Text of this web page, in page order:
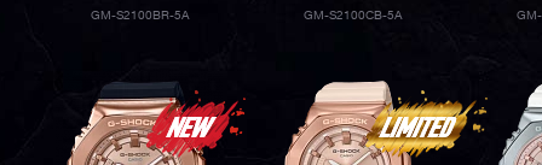
GM-S2100BR-5A GM-S2100CB-5A